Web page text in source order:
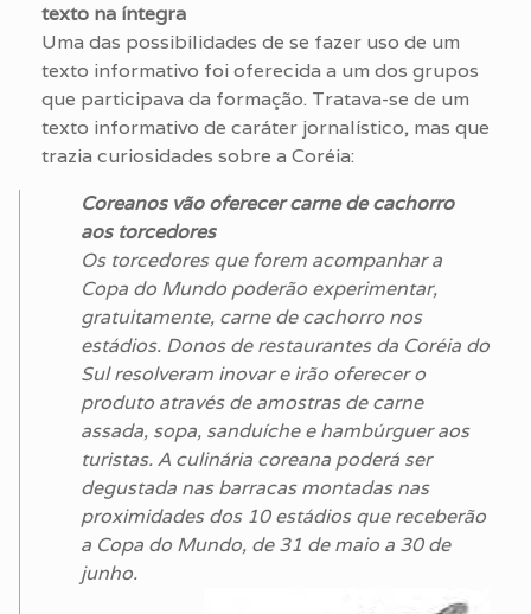
texto na íntegra
Uma das possibilidades de se fazer uso de um
texto informativo foi oferecida a um dos grupos
que participava da formação. Tratava-se de um
texto informativo de caráter jornalístico, mas que
trazia curiosidades sobre a Coréia:
Coreanos vão oferecer carne de cachorro
aos torcedores
Os torcedores que forem acompanhar a
Copa do Mundo poderão experimentar,
gratuitamente, carne de cachorro nos
estádios. Donos de restaurantes da Coréia do
Sul resolveram inovar e irão oferecer o
produto através de amostras de carne
assada, sopa, sanduíche e hambúrguer aos
turistas. A culinária coreana poderá ser
degustada nas barracas montadas nas
proximidades dos 10 estádios que receberão
a Copa do Mundo, de 31 de maio a 30 de
junho.